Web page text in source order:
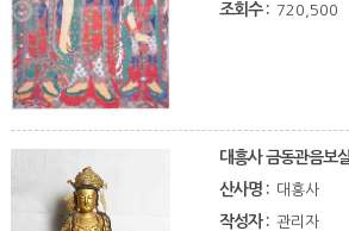
조회수 : 720,500
산사명 : 대흥사
작성자 : 관리자